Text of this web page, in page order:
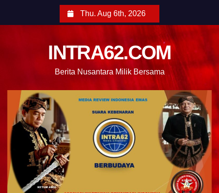
Thu. Aug 6th, 2026
INTRA62.COM
Berita Nusantara Milik Bersama